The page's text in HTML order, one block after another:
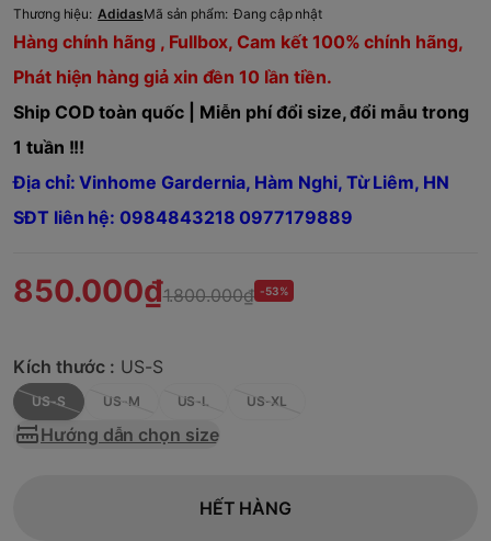
Thương hiệu: AdidasMã sản phẩm: Đang cập nhật
Hàng chính hãng , Fullbox, Cam kết 100% chính hãng,
Phát hiện hàng giả xin đền 10 lần tiền.
Ship COD toàn quốc | Miễn phí đổi size, đổi mẫu trong
1 tuần !!!
Địa chỉ: Vinhome Gardernia, Hàm Nghi, Từ Liêm, HN
SĐT liên hệ: 0984843218 0977179889
850.000₫1.800.000₫ -53%
Kích thước : US-S
US-S US-M US-L US-XL
Hướng dẫn chọn size
HẾT HÀNG